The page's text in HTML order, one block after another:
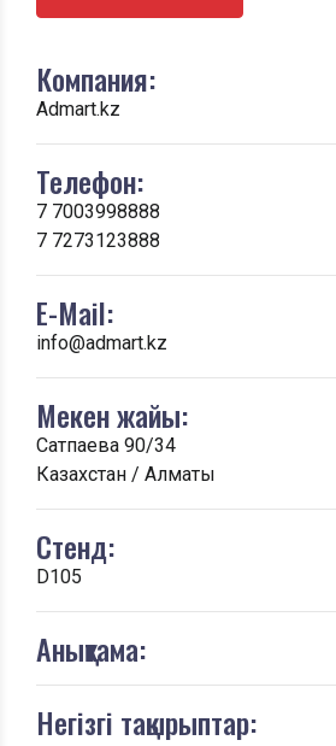
Компания:
Admart.kz
Телефон:
7 7003998888
7 7273123888
E-Mail:
info@admart.kz
Мекен жайы:
Сатпаева 90/34
Казахстан / Алматы
Стенд:
D105
Анықтама:
Негізгі тақырыптар: